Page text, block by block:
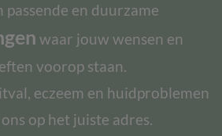
passende en duurzame
waar jouw wensen en
voorop staan.
eczeem en huidproblemen
op het juiste adres.